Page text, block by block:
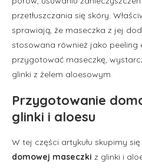
przetłuszczania się skóry.
sprawiają, że maseczka z jej
stosowana również jako peeling
przygotować maseczkę,
glinki z żelem aloesowym.
Przygotowanie
glinki i aloesu
W tej części artykułu skupimy się
domowej maseczki z glinki i